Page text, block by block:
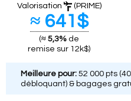
Valorisation (PRIME)
≈ 641$
(≈ 5,3% de
remise sur 12k$)
Meilleure pour: 52 000 pts
débloquant) & bagages